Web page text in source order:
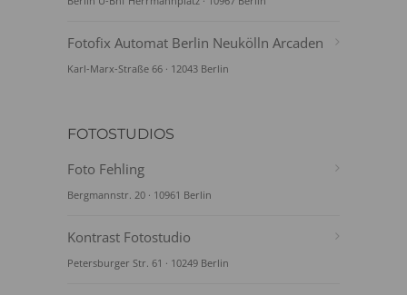
Fotofix Automat Berlin Neukölln Arcaden
Karl-Marx-Straße 66 · 12043 Berlin
FOTOSTUDIOS
Foto Fehling
Bergmannstr. 20 · 10961 Berlin
Kontrast Fotostudio
Petersburger Str. 61 · 10249 Berlin